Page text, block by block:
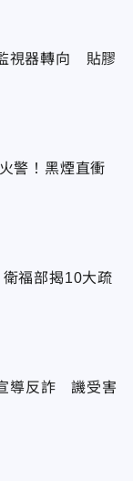
視器轉向 貼膠
警！黑煙直衝
福部揭10大疏
導反詐 譏受害